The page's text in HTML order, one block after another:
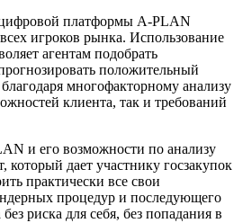
платформы A-PLAN
игроков рынка. Использование
агентам подобрать
положительный
многофакторному анализу
клиента, так и требований
и его возможности по анализу
который дает участнику госзакупок
практически все свои
процедур и последующего
риска для себя, без попадания в